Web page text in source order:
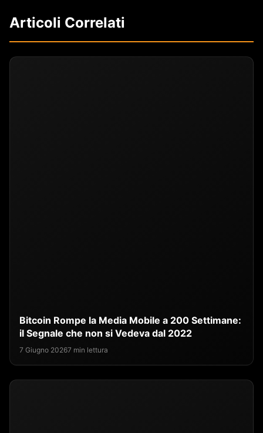
Articoli Correlati
Bitcoin Rompe la Media Mobile a 200 Settimane:
il Segnale che non si Vedeva dal 2022
7 Giugno 20267 min lettura